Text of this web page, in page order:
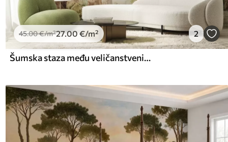
45.00€/m²27.00 €/m² 2
Šumska staza među veličanstvenim drvećem u stilu akvarela